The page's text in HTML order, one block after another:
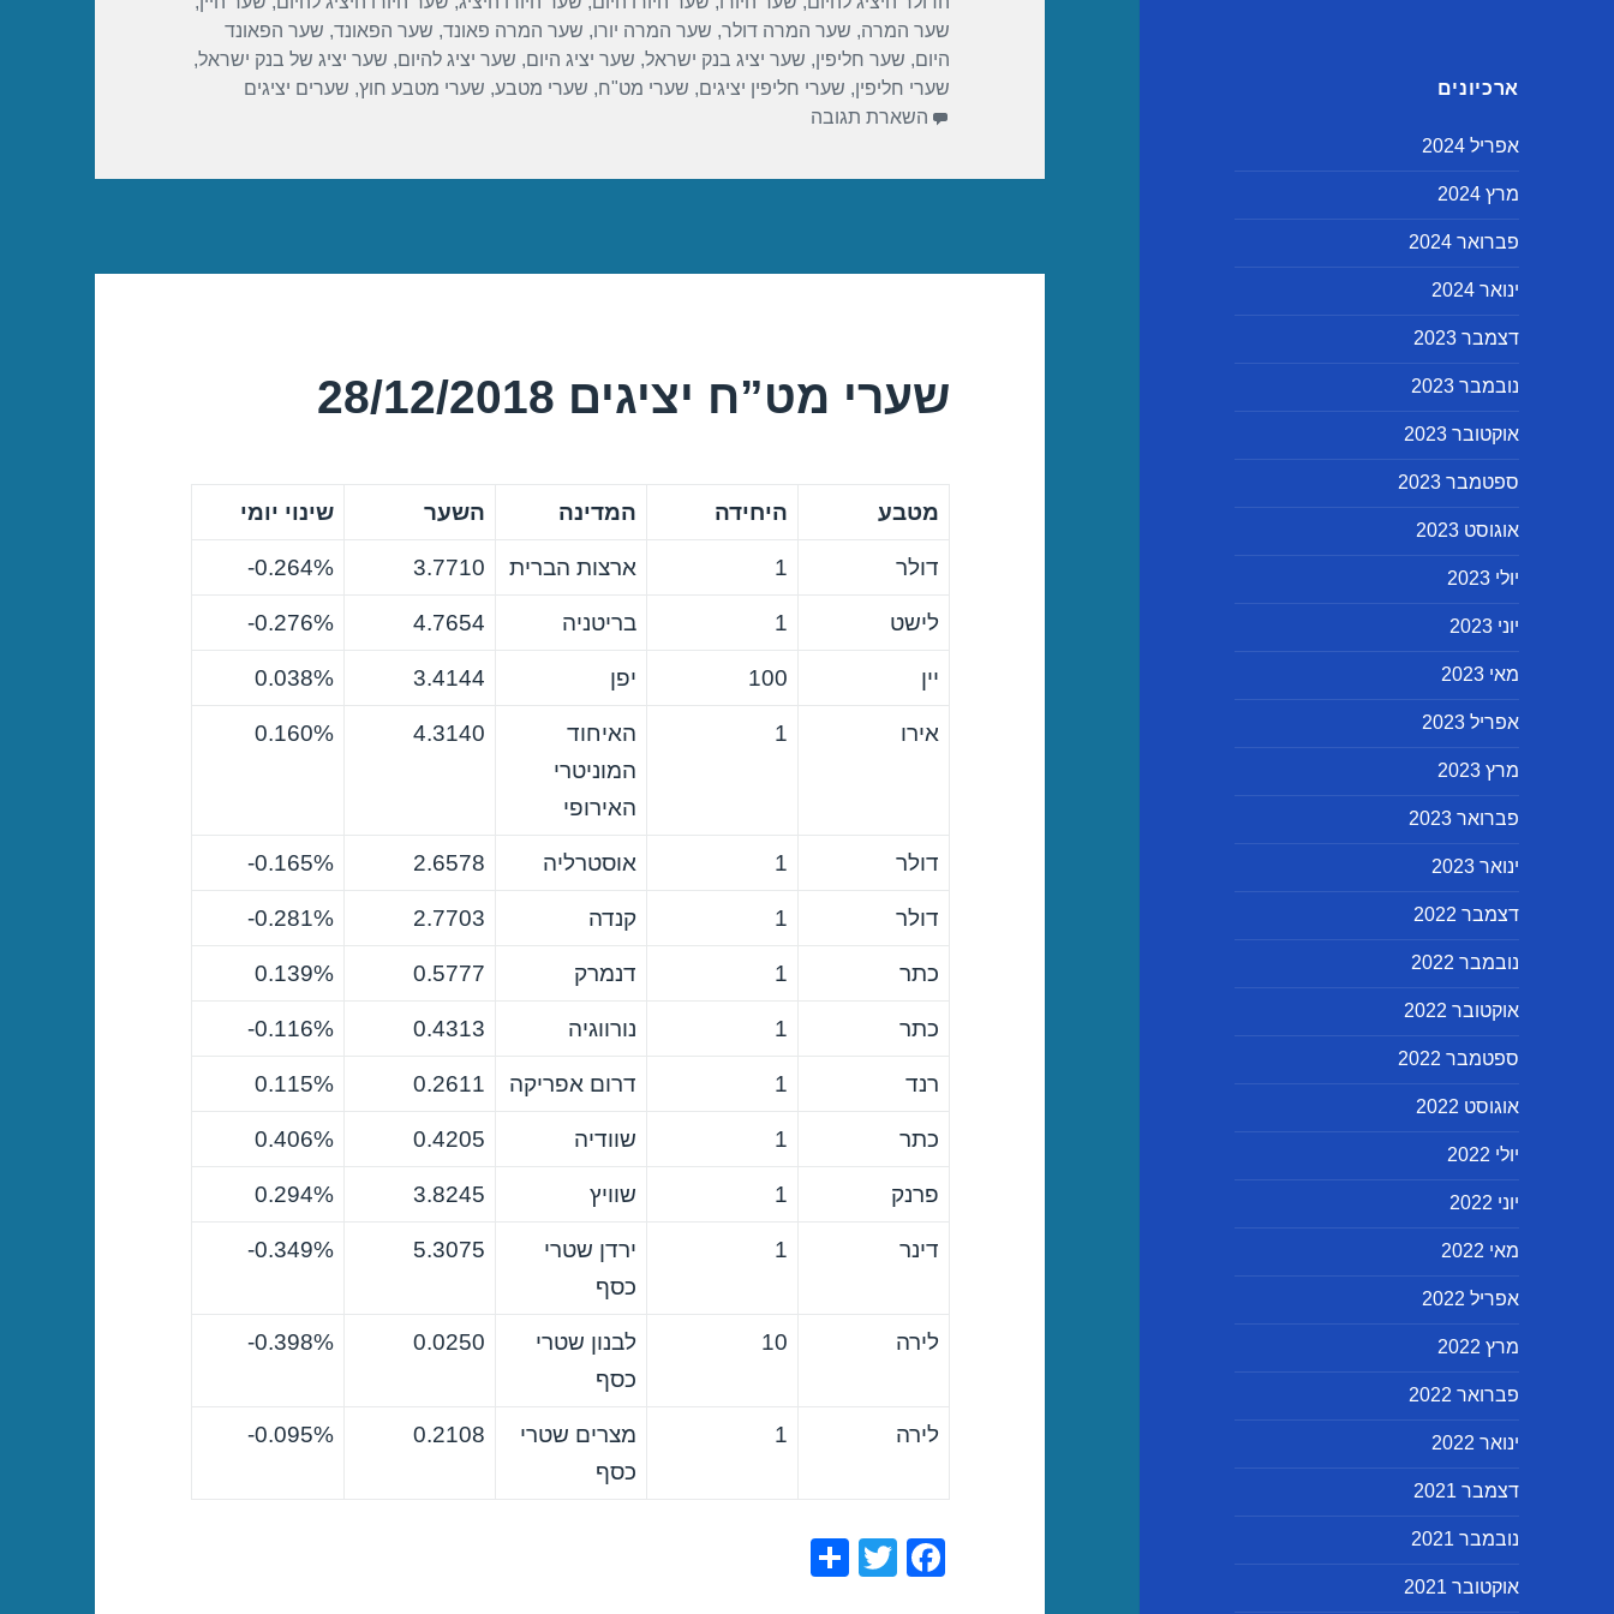
ארכיונים
אפריל 2024
מרץ 2024
פברואר 2024
ינואר 2024
דצמבר 2023
נובמבר 2023
אוקטובר 2023
ספטמבר 2023
אוגוסט 2023
יולי 2023
יוני 2023
מאי 2023
אפריל 2023
מרץ 2023
פברואר 2023
ינואר 2023
דצמבר 2022
נובמבר 2022
אוקטובר 2022
ספטמבר 2022
אוגוסט 2022
יולי 2022
יוני 2022
מאי 2022
אפריל 2022
מרץ 2022
פברואר 2022
ינואר 2022
דצמבר 2021
נובמבר 2021
אוקטובר 2021
o
k
שער המרה, שער המרה דולר, שער המרה יורו, שער המרה פאונד, שער הפאונד, שער הפאונד
היום, שער חליפין, שער יציג בנק ישראל, שער יציג היום, שער יציג להיום, שער יציג של בנק ישראל,
שערי חליפין, שערי חליפין יציגים, שערי מט"ח, שערי מטבע, שערי מטבע חוץ, שערים יציגים
השארת תגובה
שערי מט”ח יציגים 28/12/2018
מטבע היחידה המדינה השער שינוי יומי
דולר 1 ארצות הברית 3.7710
0.264%-
לישט 1 בריטניה 4.7654
0.276%-
יין 100 יפן 3.4144
0.038%
אירו 1
האיחוד
המוניטרי
האירופי
4.3140
0.160%
דולר 1 אוסטרליה 2.6578
0.165%-
דולר 1 קנדה 2.7703
0.281%-
כתר 1 דנמרק 0.5777
0.139%
כתר 1 נורווגיה 0.4313
0.116%-
רנד 1 דרום אפריקה 0.2611
0.115%
כתר 1 שוודיה 0.4205
0.406%
פרנק 1 שוויץ 3.8245
0.294%
דינר 1
ירדן שטרי
כסף
5.3075
0.349%-
לירה 10
לבנון שטרי
כסף
0.0250
0.398%-
לירה 1
מצרים שטרי
כסף
0.2108
0.095%-
F
T